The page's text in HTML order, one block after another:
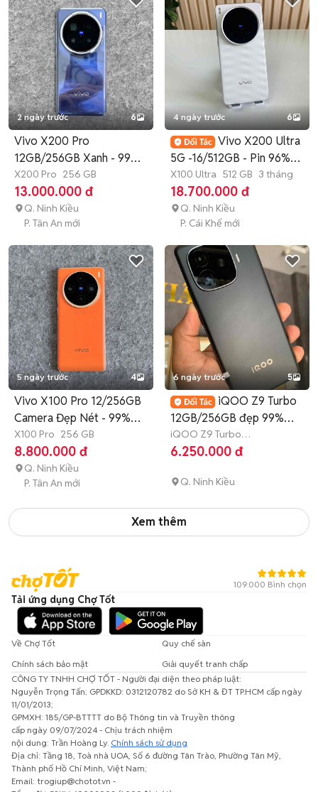
2 ngày trước 6
Vivo X200 Pro
12GB/256GB Xanh - 99%
11223333
X200 Pro 256 GB
13.000.000 đ
Q. Ninh Kiều
P. Tân An mới
4 ngày trước 6
Vivo X200 Ultra
5G -16/512GB - Pin 96% -
Đẹp 98%
X100 Ultra 512 GB 3 tháng
18.700.000 đ
Q. Ninh Kiều
P. Cái Khế mới
5 ngày trước 4
Vivo X100 Pro 12/256GB
Camera Đẹp Nét - 99%
222111
X100 Pro 256 GB
8.800.000 đ
Q. Ninh Kiều
P. Tân An mới
6 ngày trước 5
iQOO Z9 Turbo
12GB/256GB đẹp 99%
ship cod
iQOO Z9 Turbo
Endurance 256 GB
6.250.000 đ
Q. Ninh Kiều
Xem thêm
109.000 Bình chọn
Tải ứng dụng Chợ Tốt
Về Chợ Tốt
Quy chế sàn
Chính sách bảo mật
Giải quyết tranh chấp
CÔNG TY TNHH CHỢ TỐT - Người đại diện theo pháp luật:
Nguyễn Trọng Tấn; GPDKKD: 0312120782 do Sở KH & ĐT TP.HCM cấp ngày
11/01/2013;
GPMXH: 185/GP-BTTTT do Bộ Thông tin và Truyền thông
cấp ngày 09/07/2024 - Chịu trách nhiệm
nội dung: Trần Hoàng Ly. Chính sách sử dụng
Địa chỉ: Tầng 18, Toà nhà UOA, Số 6 đường Tân Trào, Phường Tân Mỹ,
Thành phố Hồ Chí Minh, Việt Nam;
Email: trogiup@chotot.vn -